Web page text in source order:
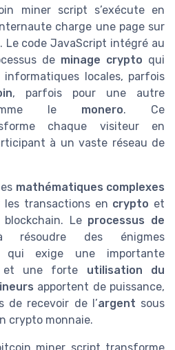
miner script s’exécute en
charge une page sur
. Le code JavaScript intégré au
de minage crypto qui
informatiques locales, parfois
, parfois pour une autre
le monero. Ce
chaque visiteur en
à un vaste réseau de
mathématiques complexes
les transactions en crypto et
Le processus de
des énigmes
qui exige une importante
une forte utilisation du
apportent de puissance,
de recevoir de l’argent sous
crypto monnaie.